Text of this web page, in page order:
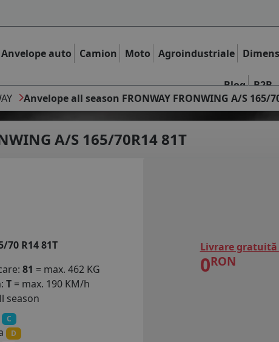
Anvelope auto Camion Moto Agroindustriale
Blog B2B
Anvelope all season FRONWAY FRONWING A/S 165/
A/S 165/70R14 81T
70 R14 81T
81 = max. 462 KG
T = max. 190 KM/h
season
C
D
Livrare
0RON